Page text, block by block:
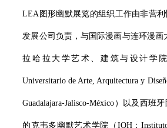
LEA图形幽默展览的组织工作由非营
发展公司负责，与国际漫画与连环漫画
拉哈拉大学艺术、建筑与设计学院
Universitario de Arte, Arquitectura y
Guadalajara-Jalisco-México）以及西班
的克韦多幽默艺术学院（IQH：Instituto